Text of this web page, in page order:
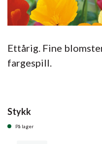
Ettårig. Fine
fargespill.
Stykk
På lager